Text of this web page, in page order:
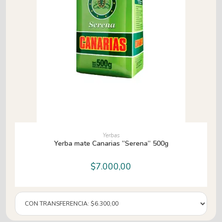
LEER MÁS
Yerbas
Yerba mate Canarias “Serena” 500g
$7.000,00